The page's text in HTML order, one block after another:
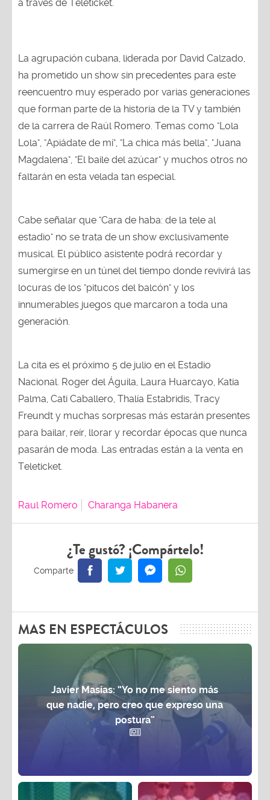
a través de Teleticket.
La agrupación cubana, liderada por David Calzado,
ha prometido un show sin precedentes para este
reencuentro muy esperado por varias generaciones
que forman parte de la historia de la TV y también
de la carrera de Raúl Romero. Temas como "Lola
Lola", "Apiádate de mí", "La chica más bella", "Juana
Magdalena", "El baile del azúcar" y muchos otros no
faltarán en esta velada tan especial.
Cabe señalar que "Cara de haba: de la tele al
estadio" no se trata de un show exclusivamente
musical. El público asistente podrá recordar y
sumergirse en un túnel del tiempo donde revivirá las
locuras de los "pitucos del balcón" y los
innumerables juegos que marcaron a toda una
generación.
La cita es el próximo 5 de julio en el Estadio
Nacional. Roger del Águila, Laura Huarcayo, Katia
Palma, Cati Caballero, Thalía Estabridis, Tracy
Freundt y muchas sorpresas más estarán presentes
para bailar, reír, llorar y recordar épocas que nunca
pasarán de moda. Las entradas están a la venta en
Teleticket.
Raul Romero Charanga Habanera
¿Te gustó? ¡Compártelo!
MAS EN ESPECTÁCULOS
Javier Masías: “Yo no me siento más
que nadie, pero creo que expreso una
postura”